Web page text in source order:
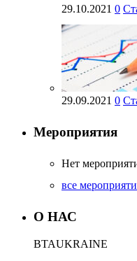
Январь 2019
Декабрь 2018
Ноябрь 2018
Октябрь 2018
Сентябрь 2018
Май 2018
Апрель 2018
Март 2018
29.10.2021 0
29.09.2021 0
Мероприятия
Нет
все
О НАС
BTAUKRAINE